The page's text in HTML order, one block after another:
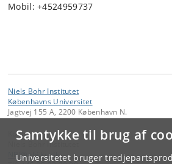
Samtykke til brug af
Universitetet bruger
Mobil: +4524959737
Niels Bohr Institutet
Københavns Universitet
Jagtvej 155 A, 2200 København N.
Kontakt:
Niels Bohr Institutet
NBI@ nbi ku.dk